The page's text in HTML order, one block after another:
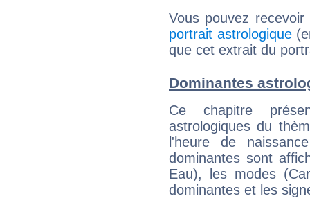
Vous pouvez
portrait astrologique
que cet extrait du
Dominantes
Ce chapitre
astrologiques du
l'heure de
dominantes sont
Eau), les modes
dominantes et les